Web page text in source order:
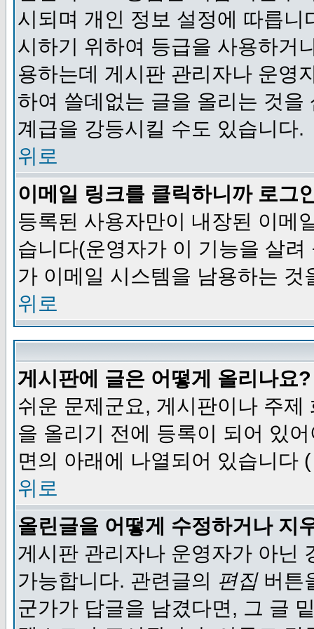
시되며 개인 정보 설정에 따릅
시하기 위하여 등급을 사용하거
용하는데 게시판 관리자나 운영
하여 쓸데없는 글을 올리는 것
계급을 강등시킬 수도 있습니다.
위로
이메일 링크를 클릭하니까 로그
등록된 사용자만이 내장된 이메
습니다(운영자가 이 기능을 살
가 이메일 시스템을 남용하는 것
위로
게시판에 글은 어떻게 올리나요?
쉬운 문제군요, 게시판이나 주
을 올리기 전에 등록이 되어 있
면의 아래에 나열되어 있습니다 (
위로
올린글을 어떻게 수정하거나 지
게시판 관리자나 운영자가 아닌
가능합니다. 관련글의 편집버튼
군가가 답글을 남겼다면, 그 글